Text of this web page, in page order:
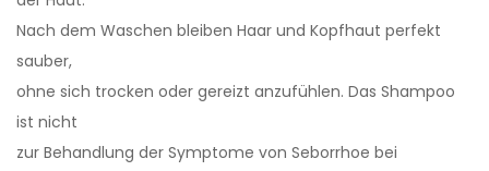
Nach dem Waschen bleiben Haar und Kopfhaut perfekt
sauber,
ohne sich trocken oder gereizt anzufühlen. Das Shampoo
ist nicht
zur Behandlung der Symptome von Seborrhoe bei